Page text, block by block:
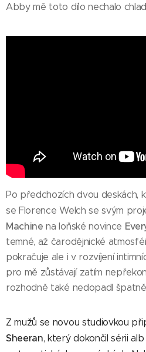
Abby mě toto dílo nechalo
Po předchozích dvou deskách,
se Florence Welch se svým
Machine na loňské novince
temné, až čarodějnické
pokračuje ale i v rozvíjení
pro mě zůstávají zatím
rozhodně také nedopadl
Z mužů se novou studiovkou
Sheeran, který dokončil sérii